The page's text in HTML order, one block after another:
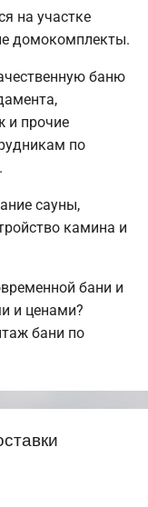
на участке
домокомплекты.
баню
и прочие
по
сауны,
камина и
бани и
и ценами?
бани по